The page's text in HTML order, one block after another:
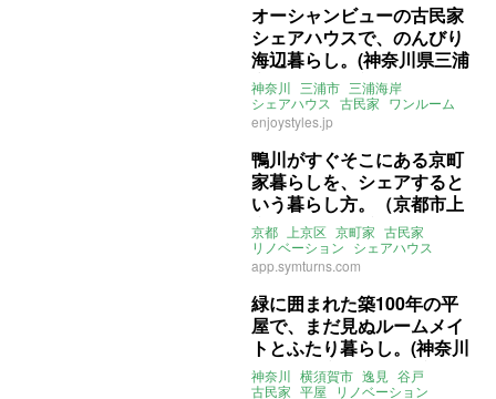
オーシャンビューの古民家
シェアハウスで、のんびり
海辺暮らし。(神奈川県三浦
市8㎡〜の賃貸物件)
神奈川 三浦市 三浦海岸
シェアハウス 古民家 ワンルーム
リノベーション
オーシャンビュー
enjoystyles.jp
鴨川がすぐそこにある京町
家暮らしを、シェアすると
いう暮らし方。（京都市上
京区74㎡の賃貸物件）
京都 上京区 京町家 古民家
リノベーション シェアハウス
symturns シムターンズ
築100年 シェア別荘
出町柳 お試し移住 1.5拠点 賃貸
app.symturns.com
緑に囲まれた築100年の平
屋で、まだ見ぬルームメイ
トとふたり暮らし。(神奈川
県横須賀市14㎡の賃貸物
件)
神奈川 横須賀市 逸見 谷戸
古民家 平屋
リノベーション